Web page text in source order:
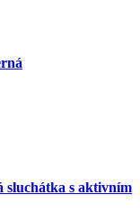
sluchátka s aktivním